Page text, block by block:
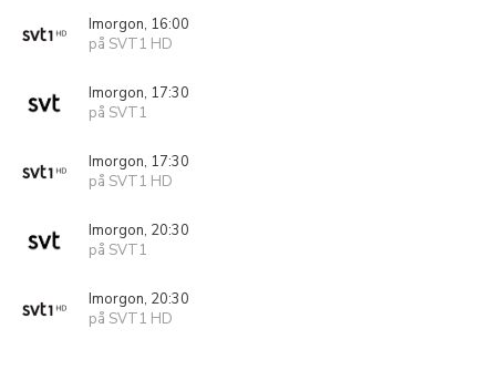
Imorgon, 16:00
på SVT1 HD
Imorgon, 17:30
på SVT1
Imorgon, 17:30
på SVT1 HD
Imorgon, 20:30
på SVT1
Imorgon, 20:30
på SVT1 HD